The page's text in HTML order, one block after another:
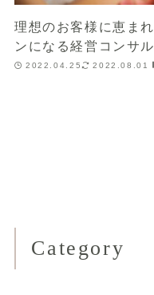
理想のお客様に恵ま
ンになる経営コンサ
2022.04.25 2022.08.01
Category